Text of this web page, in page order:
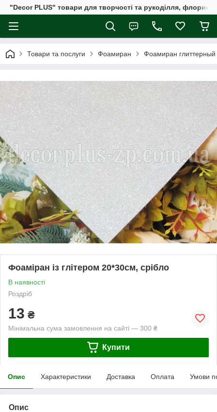
"Decor PLUS" товари для творчості та рукоділля,
Товари та послуги Фоамиран Фоамиран глиттерный
Фоаміран із глітером 20*30см, срібло
В наявності
Роздріб
13 ₴
Мінімальна сума замовлення на сайті — 300 ₴
Купити
Опис Характеристики Доставка Оплата Умови
Опис